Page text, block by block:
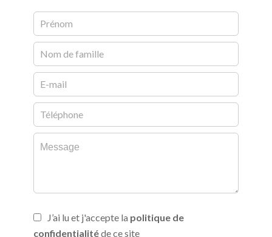
J’ai lu et j'accepte la politique de
confidentialitéde ce site